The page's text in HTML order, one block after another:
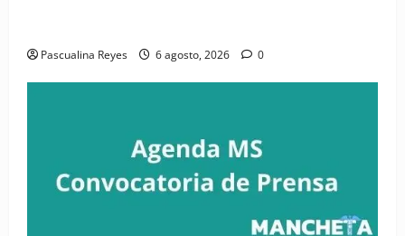
Pascualina Reyes 6 agosto, 2026 0